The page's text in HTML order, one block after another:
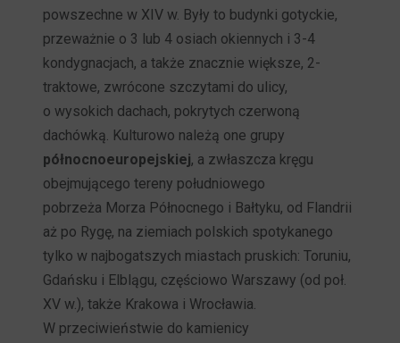
powszechne w XIV w. Były to budynki gotyckie,
przeważnie o 3 lub 4 osiach okiennych i 3-4
kondygnacjach, a także znacznie większe, 2-
traktowe, zwrócone szczytami do ulicy,
o wysokich dachach, pokrytych czerwoną
dachówką. Kulturowo należą one grupy
północnoeuropejskiej, a zwłaszcza kręgu
obejmującego tereny południowego
pobrzeża Morza Północnego i Bałtyku, od Flandrii
aż po Rygę, na ziemiach polskich spotykanego
tylko w najbogatszych miastach pruskich: Toruniu,
Gdańsku i Elblągu, częściowo Warszawy (od poł.
XV w.), także Krakowa i Wrocławia.
W przeciwieństwie do kamienicy